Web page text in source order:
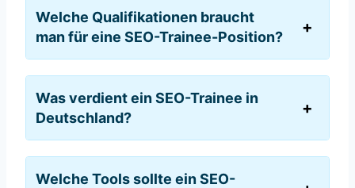
Welche Qualifikationen braucht
man für eine SEO-Trainee-Position?
Was verdient ein SEO-Trainee in
Deutschland?
Welche Tools sollte ein SEO-